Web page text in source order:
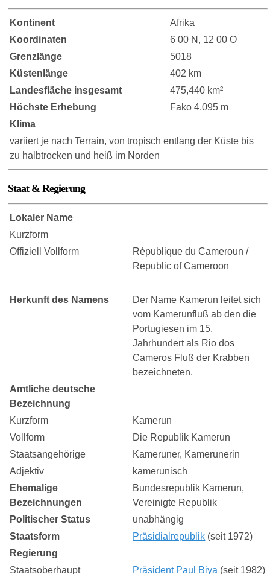
Kontinent
Afrika
Koordinaten
6 00 N, 12 00 O
Grenzlänge
5018
Küstenlänge
402 km
Landesfläche insgesamt
475,440 km²
Höchste Erhebung
Fako 4.095 m
Klima
variiert je nach Terrain, von tropisch entlang der Küste bis
zu halbtrocken und heiß im Norden
Staat & Regierung
Lokaler Name
Kurzform
Offiziell Vollform
République du Cameroun /
Republic of Cameroon
Herkunft des Namens
Der Name Kamerun leitet sich
vom Kamerunfluß ab den die
Portugiesen im 15.
Jahrhundert als Rio dos
Cameros Fluß der Krabben
bezeichneten.
Amtliche deutsche
Bezeichnung
Kurzform
Kamerun
Vollform
Die Republik Kamerun
Staatsangehörige
Kameruner, Kamerunerin
Adjektiv
kamerunisch
Ehemalige
Bezeichnungen
Bundesrepublik Kamerun,
Vereinigte Republik
Politischer Status
unabhängig
Staatsform
Präsidialrepublik (seit 1972)
Regierung
Staatsoberhaupt
Präsident Paul Biya (seit 1982)